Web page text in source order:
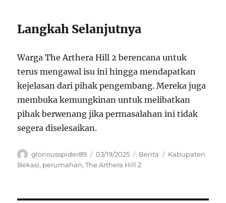
Langkah Selanjutnya
Warga The Arthera Hill 2 berencana untuk
terus mengawal isu ini hingga mendapatkan
kejelasan dari pihak pengembang. Mereka juga
membuka kemungkinan untuk melibatkan
pihak berwenang jika permasalahan ini tidak
segera diselesaikan.
Author
gloriousspider89
Posted
on
03/19/2025 Categories
Berita Tags
Kabupaten
Bekasi, perumahan,The Arthera Hill 2